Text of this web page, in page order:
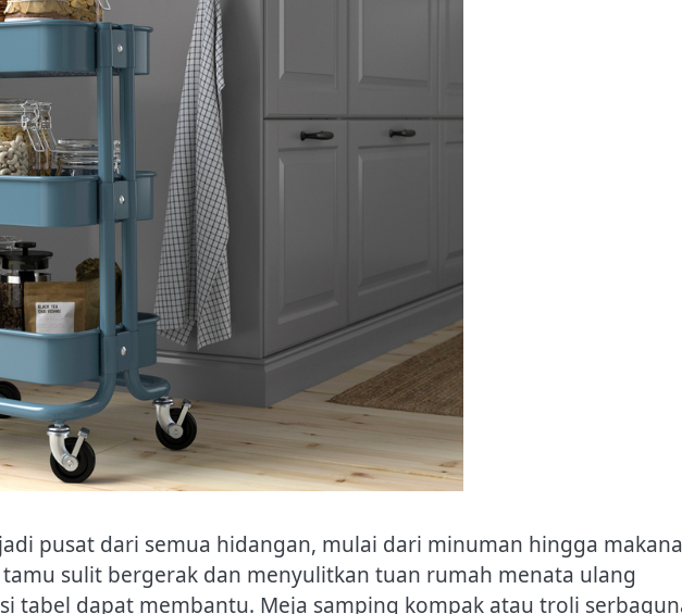
pusat dari semua hidangan, mulai dari minuman hingga
sulit bergerak dan menyulitkan tuan rumah menata ulang
tabel dapat membantu. Meja samping kompak atau troli